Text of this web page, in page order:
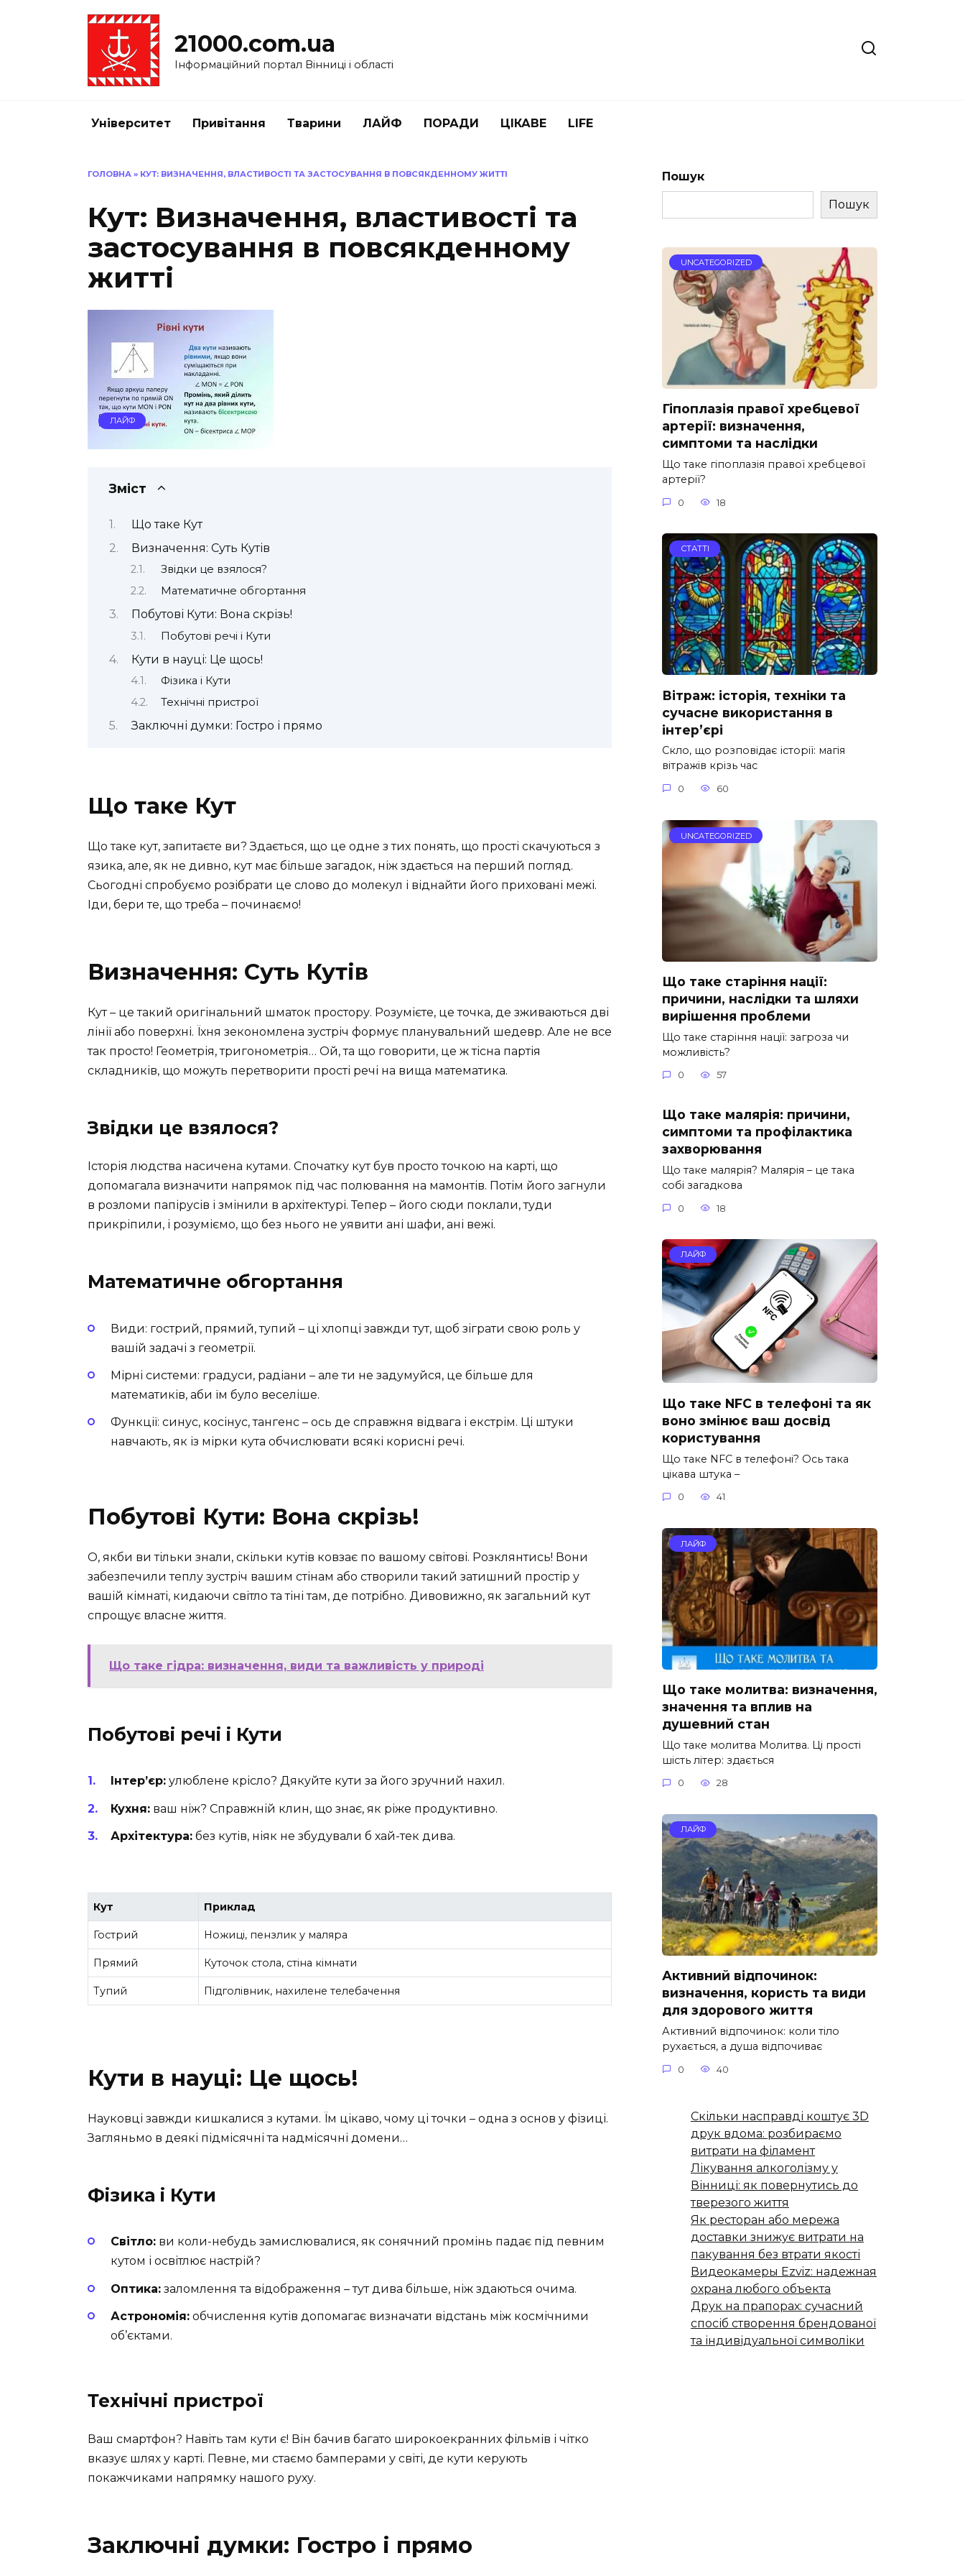
21000.com.ua
Інформаційний портал Вінниці і області
Університет Привітання Тварини ЛАЙФ ПОРАДИ ЦІКАВЕ LIFE
ГОЛОВНА » КУТ: ВИЗНАЧЕННЯ, ВЛАСТИВОСТІ ТА ЗАСТОСУВАННЯ В ПОВСЯКДЕННОМУ ЖИТТІ
Кут: Визначення, властивості та
застосування в повсякденному
житті
ЛАЙФ
Зміст
Що таке Кут
Визначення: Суть Кутів
Звідки це взялося?
Математичне обгортання
Побутові Кути: Вона скрізь!
Побутові речі і Кути
Кути в науці: Це щось!
Фізика і Кути
Технічні пристрої
Заключні думки: Гостро і прямо
Що таке Кут
Що таке кут, запитаєте ви? Здається, що це одне з тих понять, що прості скачуються з
язика, але, як не дивно, кут має більше загадок, ніж здається на перший погляд.
Сьогодні спробуємо розібрати це слово до молекул і віднайти його приховані межі.
Іди, бери те, що треба – починаємо!
Визначення: Суть Кутів
Кут – це такий оригінальний шматок простору. Розумієте, це точка, де зживаються дві
лінії або поверхні. Їхня зекономлена зустріч формує планувальний шедевр. Але не все
так просто! Геометрія, тригонометрія… Ой, та що говорити, це ж тісна партія
складників, що можуть перетворити прості речі на вища математика.
Звідки це взялося?
Історія людства насичена кутами. Спочатку кут був просто точкою на карті, що
допомагала визначити напрямок під час полювання на мамонтів. Потім його загнули
в розломи папірусів і змінили в архітектурі. Тепер – його сюди поклали, туди
прикріпили, і розуміємо, що без нього не уявити ані шафи, ані вежі.
Математичне обгортання
Види: гострий, прямий, тупий – ці хлопці завжди тут, щоб зіграти свою роль у
вашій задачі з геометрії.
Мірні системи: градуси, радіани – але ти не задумуйся, це більше для
математиків, аби їм було веселіше.
Функції: синус, косінус, тангенс – ось де справжня відвага і екстрім. Ці штуки
навчають, як із мірки кута обчислювати всякі корисні речі.
Побутові Кути: Вона скрізь!
О, якби ви тільки знали, скільки кутів ковзає по вашому світові. Розклянтись! Вони
забезпечили теплу зустріч вашим стінам або створили такий затишний простір у
вашій кімнаті, кидаючи світло та тіні там, де потрібно. Дивовижно, як загальний кут
спрощує власне життя.
Що таке гідра: визначення, види та важливість у природі
Побутові речі і Кути
Інтер’єр: улюблене крісло? Дякуйте кути за його зручний нахил.
Кухня: ваш ніж? Справжній клин, що знає, як ріже продуктивно.
Архітектура: без кутів, ніяк не збудували б хай-тек дива.
Кут Приклад
Гострий Ножиці, пензлик у маляра
Прямий Куточок стола, стіна кімнати
Тупий Підголівник, нахилене телебачення
Кути в науці: Це щось!
Науковці завжди кишкалися з кутами. Їм цікаво, чому ці точки – одна з основ у фізиці.
Загляньмо в деякі підмісячні та надмісячні домени…
Фізика і Кути
Світло: ви коли-небудь замислювалися, як сонячний промінь падає під певним
кутом і освітлює настрій?
Оптика: заломлення та відображення – тут дива більше, ніж здаються очима.
Астрономія: обчислення кутів допомагає визначати відстань між космічними
об’єктами.
Технічні пристрої
Ваш смартфон? Навіть там кути є! Він бачив багато широкоекранних фільмів і чітко
вказує шлях у карті. Певне, ми стаємо бамперами у світі, де кути керують
покажчиками напрямку нашого руху.
Заключні думки: Гостро і прямо
Пошук
Пошук
UNCATEGORIZED
Гіпоплазія правої хребцевої
артерії: визначення,
симптоми та наслідки
Що таке гіпоплазія правої хребцевої
артерії?
0 18
СТАТТІ
Вітраж: історія, техніки та
сучасне використання в
інтер’єрі
Скло, що розповідає історії: магія
вітражів крізь час
0 60
UNCATEGORIZED
Що таке старіння нації:
причини, наслідки та шляхи
вирішення проблеми
Що таке старіння нації: загроза чи
можливість?
0 57
Що таке малярія: причини,
симптоми та профілактика
захворювання
Що таке малярія? Малярія – це така
собі загадкова
0 18
ЛАЙФ
Що таке NFC в телефоні та як
воно змінює ваш досвід
користування
Що таке NFC в телефоні? Ось така
цікава штука –
0 41
ЛАЙФ
Що таке молитва: визначення,
значення та вплив на
душевний стан
Що таке молитва Молитва. Ці прості
шість літер: здається
0 28
ЛАЙФ
Активний відпочинок:
визначення, користь та види
для здорового життя
Активний відпочинок: коли тіло
рухається, а душа відпочиває
0 40
Скільки насправді коштує 3D
друк вдома: розбираємо
витрати на філамент
Лікування алкоголізму у
Вінниці: як повернутись до
тверезого життя
Як ресторан або мережа
доставки знижує витрати на
пакування без втрати якості
Видеокамеры Ezviz: надежная
охрана любого объекта
Друк на прапорах: сучасний
спосіб створення брендованої
та індивідуальної символіки